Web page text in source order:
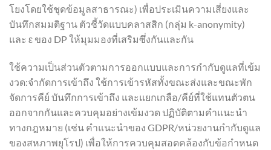
โยงโดยใช้ชุดข้อมูลสาธารณะ) เพื่อประเมินความเสี่ยงและ
บันทึกสมมติฐาน ตัวชี้วัดแบบคลาสสิก (กลุ่ม k-anonymity)
และ ε ของ DP ให้มุมมองที่เสริมซึ่งกันและกัน
ใช้ความเป็นส่วนตัวตามการออกแบบและการกำกับดูแลที่เข้ม
งวด:จำกัดการเข้าถึง ใช้การเข้ารหัสทั้งขณะส่งและขณะพัก
จัดการคีย์ บันทึกการเข้าถึง และแยกเกลือ/คีย์ที่ใช้แทนตัวตน
ออกจากกันและควบคุมอย่างเข้มงวด ปฏิบัติตามคำแนะนำ
ทางกฎหมาย (เช่น คำแนะนำของ GDPR/หน่วยงานกำกับดูแล
ของสหภาพยุโรป) เพื่อให้การควบคุมสอดคล้องกับข้อกำหนด